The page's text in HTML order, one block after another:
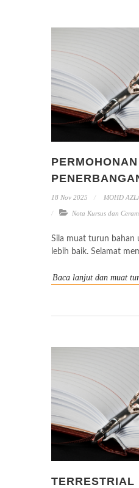
18 Nov 2025 MOHD
Nota Kursus dan
Sila muat turun bahan
lebih baik. Selamat
Baca lanjut dan muat
TERRESTRIAL